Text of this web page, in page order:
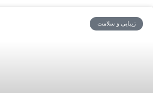
زیبایی و سلامت